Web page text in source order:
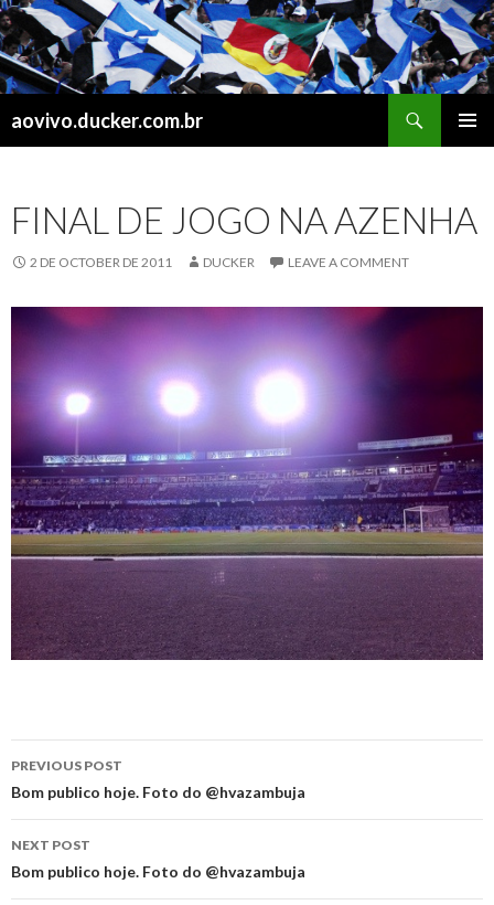
aovivo.ducker.com.br
FINAL DE JOGO NA AZENHA
2 DE OCTOBER DE 2011 DUCKER LEAVE A COMMENT
Post
navigation
PREVIOUS POST
Bom publico hoje. Foto do @hvazambuja
NEXT POST
Bom publico hoje. Foto do @hvazambuja